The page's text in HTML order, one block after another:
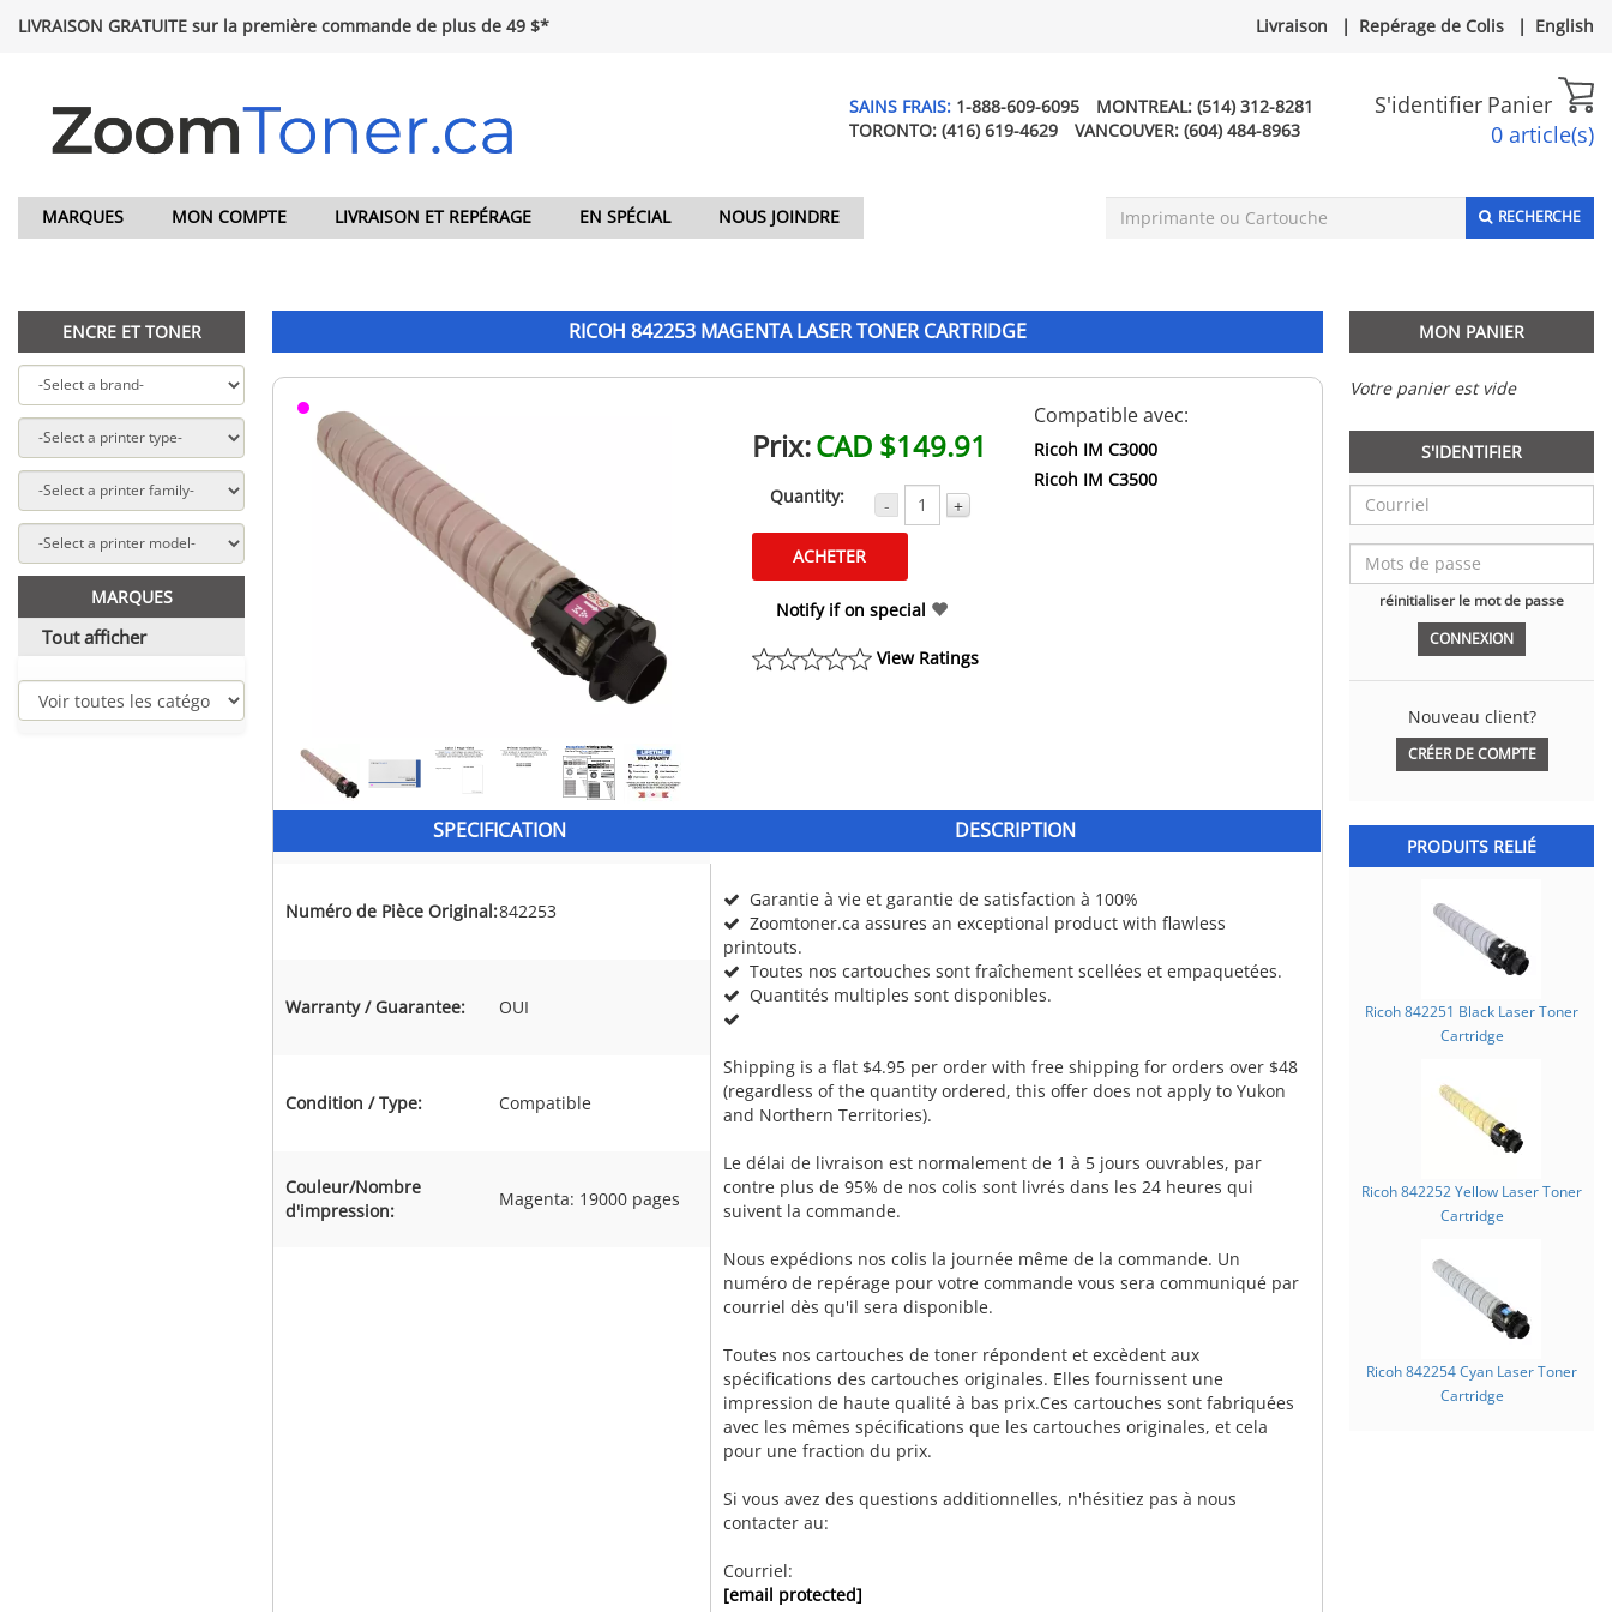
LIVRAISON GRATUITE sur la première commande de plus de 49 $* Livraison | Repérage de Colis | English
SAINS FRAIS: 1-888-609-6095 MONTREAL: (514) 312-8281
TORONTO: (416) 619-4629 VANCOUVER: (604) 484-8963
S'identifier Panier
0 article(s)
MARQUES MON COMPTE LIVRAISON ET REPÉRAGE EN SPÉCIAL NOUS JOINDRE RECHERCHE
ENCRE ET TONER
MARQUES
Tout afficher
RICOH 842253 MAGENTA LASER TONER CARTRIDGE
Prix:CAD $149.91
Quantity: - +
Notify if on special
View Ratings
Compatible avec:
Ricoh IM C3000
Ricoh IM C3500
SPECIFICATION
Numéro de Pièce Original:842253
Warranty / Guarantee: OUI
Condition / Type: Compatible
Couleur/Nombre
d'impression:
Magenta: 19000 pages
DESCRIPTION
Garantie à vie et garantie de satisfaction à 100%
Zoomtoner.ca assures an exceptional product with flawless
printouts.
Toutes nos cartouches sont fraîchement scellées et empaquetées.
Quantités multiples sont disponibles.
Shipping is a flat $4.95 per order with free shipping for orders over $48
(regardless of the quantity ordered, this offer does not apply to Yukon
and Northern Territories).
Le délai de livraison est normalement de 1 à 5 jours ouvrables, par
contre plus de 95% de nos colis sont livrés dans les 24 heures qui
suivent la commande.
Nous expédions nos colis la journée même de la commande. Un
numéro de repérage pour votre commande vous sera communiqué par
courriel dès qu'il sera disponible.
Toutes nos cartouches de toner répondent et excèdent aux
spécifications des cartouches originales. Elles fournissent une
impression de haute qualité à bas prix.Ces cartouches sont fabriquées
avec les mêmes spécifications que les cartouches originales, et cela
pour une fraction du prix.
Si vous avez des questions additionnelles, n'hésitiez pas à nous
contacter au:
Courriel:
[email protected]
MON PANIER
Votre panier est vide
S'IDENTIFIER
réinitialiser le mot de passe
Nouveau client?
CRÉER DE COMPTE
PRODUITS RELIÉ
Ricoh 842251 Black Laser Toner
Cartridge
Ricoh 842252 Yellow Laser Toner
Cartridge
Ricoh 842254 Cyan Laser Toner
Cartridge